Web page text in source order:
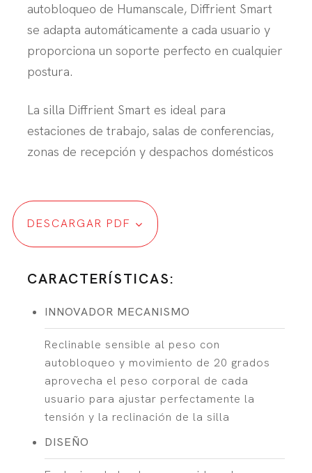
autobloqueo de Humanscale, Diffrient Smart
se adapta automáticamente a cada usuario y
proporciona un soporte perfecto en cualquier
postura.
La silla Diffrient Smart es ideal para
estaciones de trabajo, salas de conferencias,
zonas de recepción y despachos domésticos
DESCARGAR PDF
CARACTERÍSTICAS:
INNOVADOR MECANISMO
Reclinable sensible al peso con
autobloqueo y movimiento de 20 grados
aprovecha el peso corporal de cada
usuario para ajustar perfectamente la
tensión y la reclinación de la silla
DISEÑO